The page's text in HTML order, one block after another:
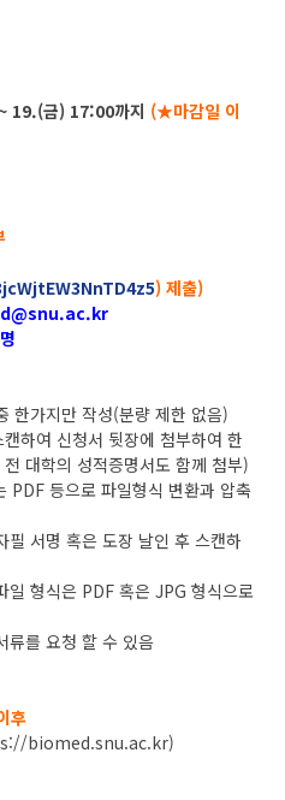
19.(금) 17:00까지 (★마감일 이
) 제출)
한가지만 작성(분량 제한 없음)
하여 신청서 뒷장에 첨부하여 한
대학의 성적증명서도 함께 첨부)
PDF 등으로 파일형식 변환과 압축
필 서명 혹은 도장 날인 후 스캔하
일 형식은 PDF 혹은 JPG 형식으로
류를 요청 할 수 있음
후
biomed.snu.ac.kr)